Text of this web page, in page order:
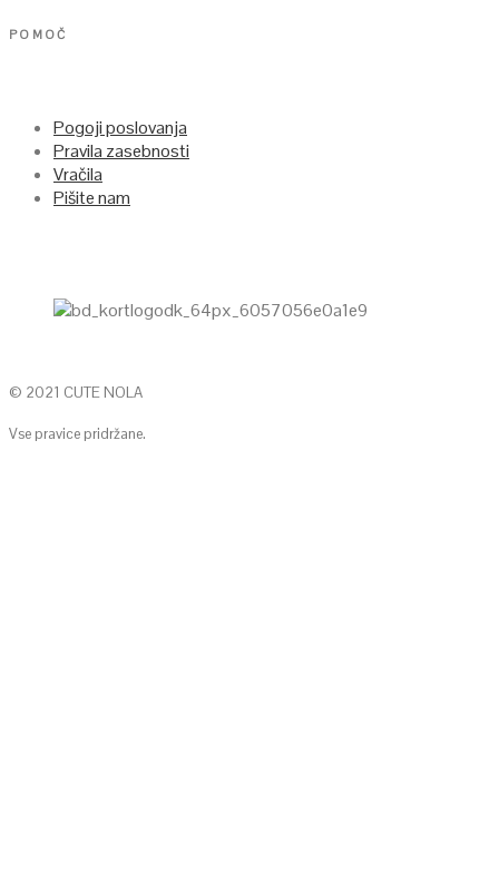
POMOČ
Pogoji poslovanja
Pravila zasebnosti
Vračila
Pišite nam
© 2021 CUTE NOLA
Vse pravice pridržane.